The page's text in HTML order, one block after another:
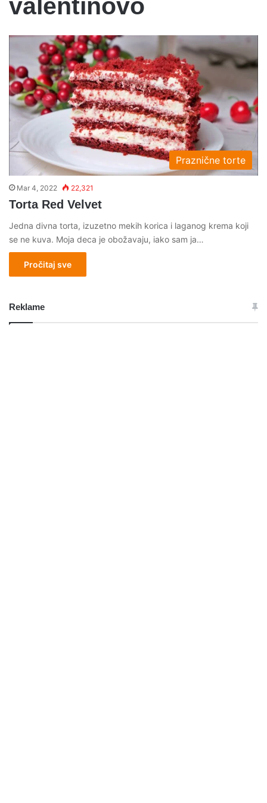
valentinovo
Praznične torte
Mar 4, 2022 22,321
Torta Red Velvet
Jedna divna torta, izuzetno mekih korica i laganog krema koji
se ne kuva. Moja deca je obožavaju, iako sam ja…
Pročitaj sve
Reklame